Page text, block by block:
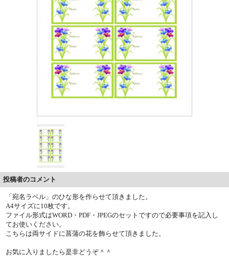
投稿者のコメント
「宛名ラベル」のひな形を作らせて頂きました。
A4サイズに10枚です。
ファイル形式はWORD・PDF・JPEGのセットですので必要事項を記入し
てお使いください。
こちらは両サイドに菖蒲の花を飾らせて頂きました。
お気に入りましたら是非どうぞ＾＾